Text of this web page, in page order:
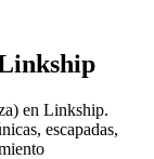
) en Linkship.
escapadas,